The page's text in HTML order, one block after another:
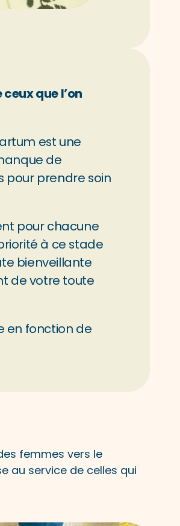
que l’on
est une
de
pour prendre soin
pour chacune
à ce stade
bienveillante
de votre toute
en fonction de
femmes vers le
au service de celles qui